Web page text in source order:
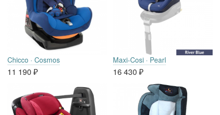
Chicco · Cosmos
11 190 ₽
Maxi-Cosi · Pearl
16 430 ₽